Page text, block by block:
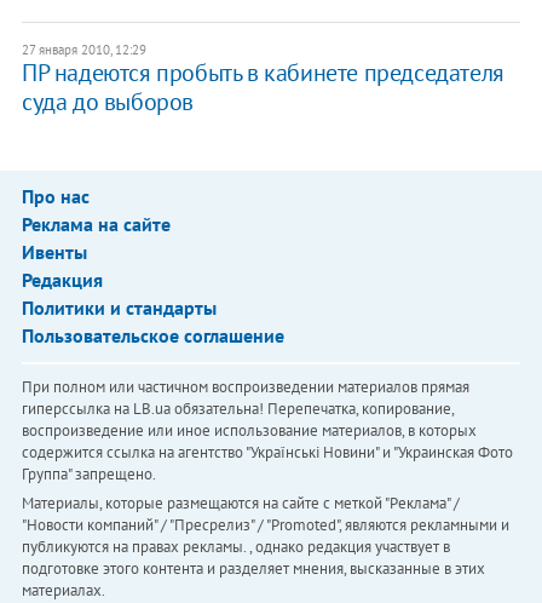
27 января 2010, 12:29
ПР надеются пробыть в кабинете председателя
суда до выборов
Про нас
Реклама на сайте
Ивенты
Редакция
Политики и стандарты
Пользовательское соглашение
При полном или частичном воспроизведении материалов прямая
гиперссылка на LB.ua обязательна! Перепечатка, копирование,
воспроизведение или иное использование материалов, в которых
содержится ссылка на агентство "Українськi Новини" и "Украинская Фото
Группа" запрещено.
Материалы, которые размещаются на сайте с меткой "Реклама" /
"Новости компаний" / "Пресрелиз" / "Promoted", являются рекламными и
публикуются на правах рекламы. , однако редакция участвует в
подготовке этого контента и разделяет мнения, высказанные в этих
материалах.